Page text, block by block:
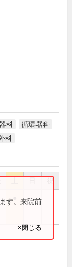
科
循環器科
科
祝
す。来院前
×閉じる